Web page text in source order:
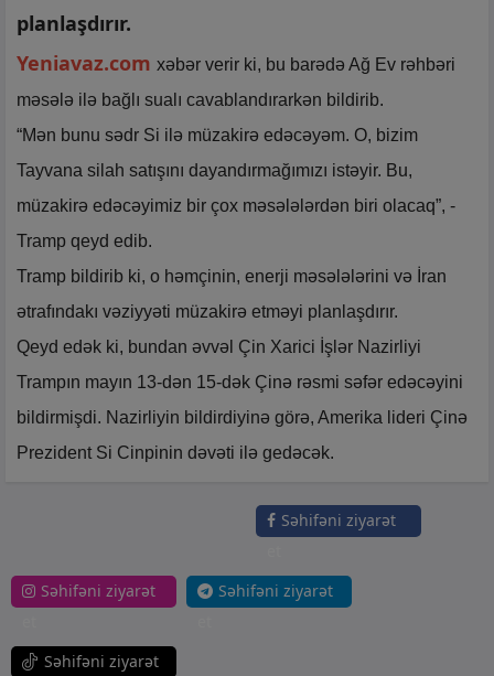
planlaşdırır.
Yeniavaz.com xəbər verir ki, bu barədə Ağ Ev rəhbəri
məsələ ilə bağlı sualı cavablandırarkən bildirib.
“Mən bunu sədr Si ilə müzakirə edəcəyəm. O, bizim
Tayvana silah satışını dayandırmağımızı istəyir. Bu,
müzakirə edəcəyimiz bir çox məsələlərdən biri olacaq”, -
Tramp qeyd edib.
Tramp bildirib ki, o həmçinin, enerji məsələlərini və İran
ətrafındakı vəziyyəti müzakirə etməyi planlaşdırır.
Qeyd edək ki, bundan əvvəl Çin Xarici İşlər Nazirliyi
Trampın mayın 13-dən 15-dək Çinə rəsmi səfər edəcəyini
bildirmişdi. Nazirliyin bildirdiyinə görə, Amerika lideri Çinə
Prezident Si Cinpinin dəvəti ilə gedəcək.
Səhifəni ziyarət
Səhifəni ziyarət
Səhifəni ziyarət
Səhifəni ziyarət